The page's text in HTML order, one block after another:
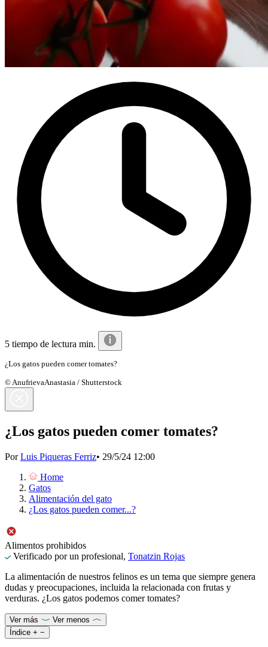
5 tiempo de lectura min.
¿Los gatos pueden comer tomates?
© AnufrievaAnastasia / Shutterstock
¿Los gatos pueden comer tomates?
PorLuis Piqueras Ferriz• 29/5/24 12:00
Home
Gatos
Alimentación del gato
¿Los gatos pueden comer...?
Alimentos prohibidos
Verificado por un profesional, Tonatzin Rojas
La alimentación de nuestros felinos es un tema que siempre genera
dudas y preocupaciones, incluida la relacionada con frutas y
verduras. ¿Los gatos podemos comer tomates?
Ver más
Ver menos
Índice + −